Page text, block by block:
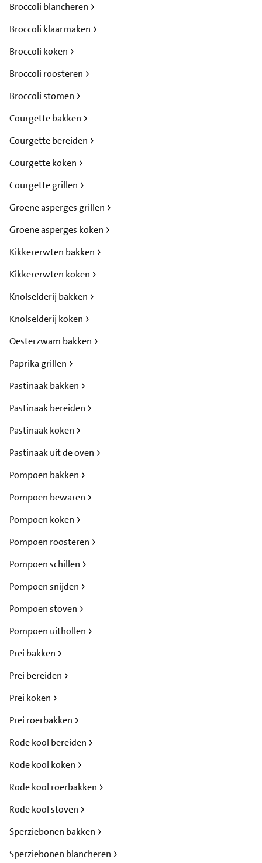
Broccoli blancheren
Broccoli klaarmaken
Broccoli koken
Broccoli roosteren
Broccoli stomen
Courgette bakken
Courgette bereiden
Courgette koken
Courgette grillen
Groene asperges grillen
Groene asperges koken
Kikkererwten bakken
Kikkererwten koken
Knolselderij bakken
Knolselderij koken
Oesterzwam bakken
Paprika grillen
Pastinaak bakken
Pastinaak bereiden
Pastinaak koken
Pastinaak uit de oven
Pompoen bakken
Pompoen bewaren
Pompoen koken
Pompoen roosteren
Pompoen schillen
Pompoen snijden
Pompoen stoven
Pompoen uithollen
Prei bakken
Prei bereiden
Prei koken
Prei roerbakken
Rode kool bereiden
Rode kool koken
Rode kool roerbakken
Rode kool stoven
Sperziebonen bakken
Sperziebonen blancheren